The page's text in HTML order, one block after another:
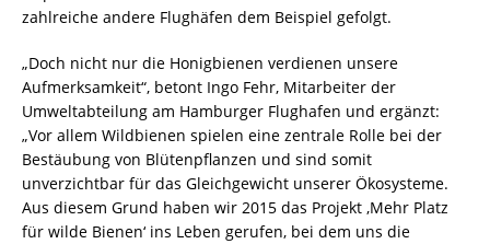
zahlreiche andere Flughäfen dem Beispiel gefolgt.
„Doch nicht nur die Honigbienen verdienen unsere
Aufmerksamkeit“, betont Ingo Fehr, Mitarbeiter der
Umweltabteilung am Hamburger Flughafen und ergänzt:
„Vor allem Wildbienen spielen eine zentrale Rolle bei der
Bestäubung von Blütenpflanzen und sind somit
unverzichtbar für das Gleichgewicht unserer Ökosysteme.
Aus diesem Grund haben wir 2015 das Projekt ‚Mehr Platz
für wilde Bienen‘ ins Leben gerufen, bei dem uns die